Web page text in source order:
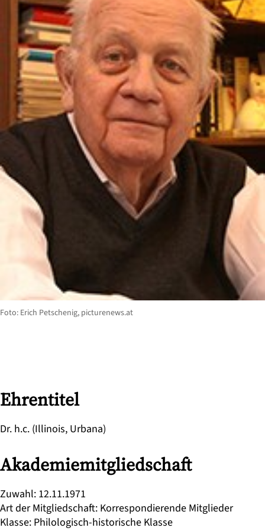
Ehrentitel
Dr. h.c. (Illinois, Urbana)
Akademiemitgliedschaft
Zuwahl: 12.11.1971
Art der Mitgliedschaft: Korrespondierende Mitglieder
Klasse: Philologisch-historische Klasse
Foto: Erich Petschenig, picturenews.at